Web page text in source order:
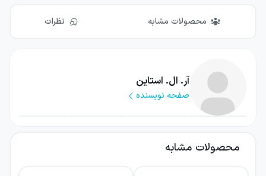
محصولات مشابه نظرات
آر. ال. استاین
صفحه نویسنده
محصولات مشابه